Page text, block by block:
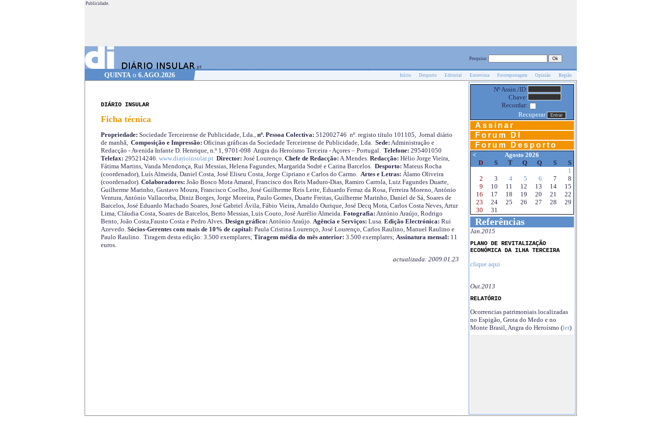
Publicidade.
Pesquisa:
QUINTA o 6.AGO.2026 Início Desporto Editorial Entrevista Fotoreportagem Opinião Região
DIÁRIO INSULAR
Ficha técnica
Propriedade: Sociedade Terceirense de Publicidade, Lda.,nº. Pessoa Colectiva: 512002746 nº. registo título 101105, Jornal diário
de manhã, Composição e Impressão: Oficinas gráficas da Sociedade Terceirense de Publicidade, Lda. Sede: Administração e
Redacção - Avenida Infante D. Henrique, n.º 1, 9701-098 Angra do Heroísmo Terceira - Açores – Portugal. Telefone: 295401050
Telefax: 295214246. www.diarioinsular.pt Director: José Lourenço. Chefe de Redacção: A.Mendes. Redacção: Hélio Jorge Vieira,
Fátima Martins, Vanda Mendonça, Rui Messias, Helena Fagundes, Margarida Sodré e Carina Barcelos. Desporto: Mateus Rocha
(coordenador), Luís Almeida, Daniel Costa, José Eliseu Costa, Jorge Cipriano e Carlos do Carmo. Artes e Letras: Álamo Oliveira
(coordenador). Colaboradores: João Bosco Mota Amaral, Francisco dos Reis Maduro-Dias, Ramiro Carrola, Luiz Fagundes Duarte,
Guilherme Marinho, Gustavo Moura, Francisco Coelho, José Guilherme Reis Leite, Eduardo Ferraz da Rosa, Ferreira Moreno, António
Ventura, António Vallacorba, Diniz Borges, Jorge Moreira, Paulo Gomes, Duarte Freitas, Guilherme Marinho, Daniel de Sá, Soares de
Barcelos, José Eduardo Machado Soares, José Gabriel Ávila, Fábio Vieira, Arnaldo Ourique, José Decq Mota, Carlos Costa Neves, Artur
Lima, Cláudia Costa, Soares de Barcelos, Berto Messias, Luis Couto, José Aurélio Almeida. Fotografia: António Araújo, Rodrigo
Bento, João Costa,Fausto Costa e Pedro Alves. Design gráfico: António Araújo. Agência e Serviços: Lusa. Edição Electrónica: Rui
Azevedo. Sócios-Gerentes com mais de 10% de capital: Paula Cristina Lourenço, José Lourenço, Carlos Raulino, Manuel Raulino e
Paulo Raulino. Tiragem desta edição: 3.500 exemplares; Tiragem média do mês anterior: 3.500 exemplares; Assinatura mensal: 11
euros.
actualizada: 2009.01.23
Nº Assin./ID:
Chave:
Recordar:
Recuperar
Assinar
Forum DI
Forum Desporto
<
Agosto 2026
D
S T Q Q S
S
1
2
3 4 5 6 7
8
9
10 11 12 13 14
15
16
17 18 19 20 21
22
23
24 25 26 27 28
29
30
31
Referências
Jan.2015
PLANO DE REVITALIZAÇÃO
ECONÓMICA DA ILHA TERCEIRA
clique aqui
Out.2013
RELATÓRIO
Ocorrencias patrimoniais localizadas
no Espigão, Grota do Medo e no
Monte Brasil, Angra do Heroísmo (ler)